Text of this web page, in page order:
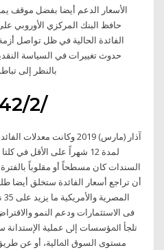
الأسعار الدعم أيضا بفضل موقف
الفائدة الحالية في ظل تواصل
حدوث تغييرات في السياسة
بالنظر إلى
5‏‏/2‏‏/1442 بعد الهجرة
لمدة 12 شهراً على الأقل في
أن تراجع أسعار الفائدة ستخلق أيضا
فى الاستثمارات ودعم النمو
ﺗﻠﺠﺄ اﳌﺆﺳﺴﺎت إﱃ ﻋﻤﻠﻴﺔ
ﻣﺴﺘﻮى اﻟﺴﻮق اﳌﺎﻟﻴﺔ، أو ﻋﻦ